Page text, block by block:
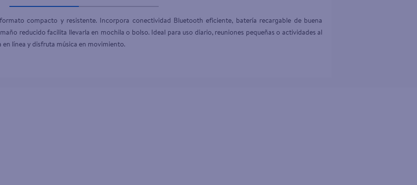
compacto y resistente. Incorpora conectividad Bluetooth eficiente, batería recargable de buena
reducido facilita llevarla en mochila o bolso. Ideal para uso diario, reuniones pequeñas o actividades al
línea y disfruta música en movimiento.